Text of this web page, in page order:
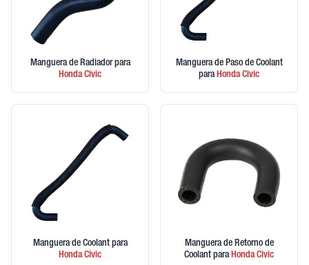
Manguera de Radiador para
HondaCivic
Manguera de Paso de Coolant
paraHondaCivic
Manguera de Coolant para
HondaCivic
Manguera de Retorno de
Coolant paraHondaCivic